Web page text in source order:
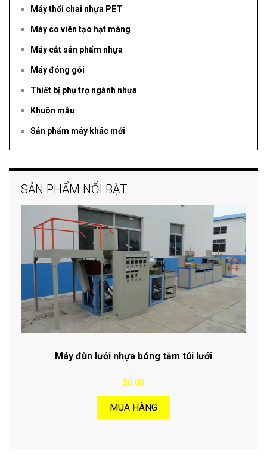
Máy thổi chai nhựa PET
Máy co viên tạo hạt màng
Máy cắt sản phẩm nhựa
Máy đóng gói
Thiết bị phụ trợ ngành nhựa
Khuôn mẫu
Sản phẩm máy khác mới
SẢN PHẨM NỔI BẬT
Máy đùn lưới nhựa bóng tắm túi lưới
$0.00
MUA HÀNG